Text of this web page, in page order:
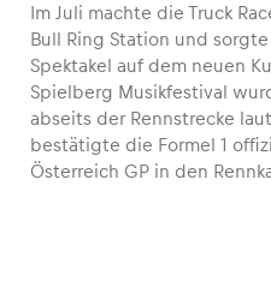
Im Juli machte die Truck
Bull Ring Station und
Spektakel auf dem neuen
Spielberg Musikfestival
abseits der Rennstrecke
bestätigte die Formel 1
Österreich GP in den